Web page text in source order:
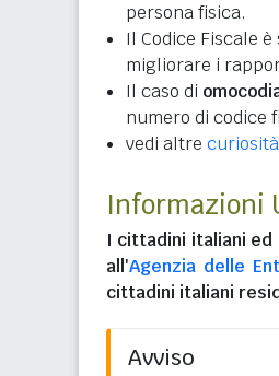
persona fisica.
Il Codice Fiscale
migliorare i
Il caso di
numero di codice
vedi altre
Informazioni
I cittadini italiani ed
all'Agenzia delle
cittadini italiani
Avviso